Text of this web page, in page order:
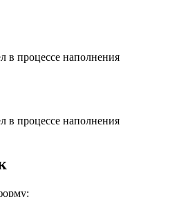
в процессе наполнения
в процессе наполнения